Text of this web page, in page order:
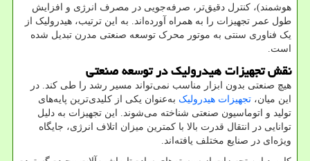
هوشمند)، کنترل دقیق‌تر، صرفه‌جویی در مصرف انرژی و افزایش
طول عمر تجهیزات را به همراه آورده‌اند. به این ترتیب، هیدرولیک از
یک فناوری سنتی به موتور محرک توسعه صنعتی مدرن تبدیل شده
است.
نقش تجهیزات هیدرولیک در توسعه صنعتی
هیچ صنعتی بدون ابزار مناسب نمی‌تواند مسیر رشد را طی کند. در
این میان، تجهیزات هیدرولیک به‌عنوان یکی از کلیدی‌ترین پایه‌های
تولید و اتوماسیون صنعتی شناخته می‌شوند. این تجهیزات به دلیل
توانایی در انتقال قدرت بالا با کمترین میزان اتلاف انرژی، جایگاه
ویژه‌ای در صنایع مختلف یافته‌اند.